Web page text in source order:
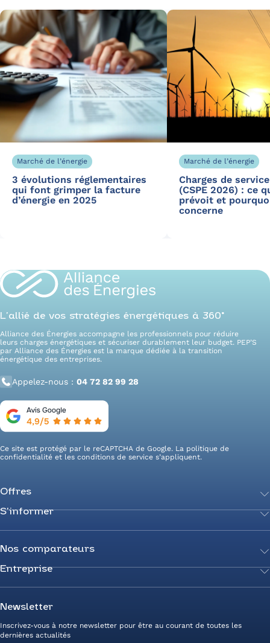
Marché de l’énergie
3 évolutions réglementaires
qui font grimper la facture
d’énergie en 2025
Marché de l’énergie
Charges de
(CSPE 2026) : ce
prévoit et
concerne
L’allié de vos stratégies énergétiques à 360°
Alliance des Énergies accompagne les professionnels pour réduire
leurs charges énergétiques et sécuriser durablement leur budget. PEP’S
par Alliance des Énergies est la marque dédiée à la transition
énergétique des entreprises.
Appelez-nous : 04 72 82 99 28
Ce site est protégé par le reCAPTCHA de Google. La politique de
confidentialité et les conditions de service s’appliquent.
Offres
Achetez votre énergie
Transition énergétique
Secteurs d’expertise
Optimisez vos taxes et compteurs
Mix énergie
Efficacité énergétique
Photovoltaïque
S’informer
Actualités
Guides de l’énergie
Livres blancs
Nos comparateurs
Comparateur Électricité
Comparateur Gaz
Prix du Gaz
Entreprise
Nous rejoindre
Devenez Partenaire
Avis clients Alliance des Energies
Newsletter
Inscrivez-vous à notre newsletter pour être au courant de toutes les
dernières actualités